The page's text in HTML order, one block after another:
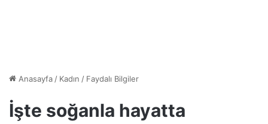
Anasayfa/ Kadın / Faydalı Bilgiler
İşte soğanla hayatta